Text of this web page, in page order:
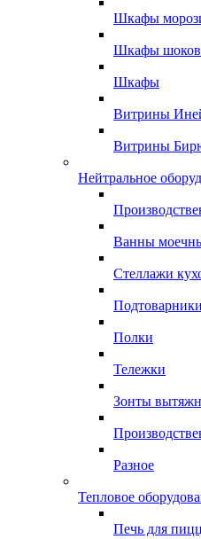
Шкафы
Шкафы
Шкафы
Витрины
Витрины
Нейтральное
Ванны
Стеллажи
Полки
Тележки
Зонты
Разное
Тепловое
Печь для